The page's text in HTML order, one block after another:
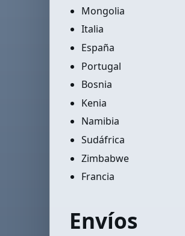
Mongolia
Italia
España
Portugal
Bosnia
Kenia
Namibia
Sudáfrica
Zimbabwe
Francia
Envíos